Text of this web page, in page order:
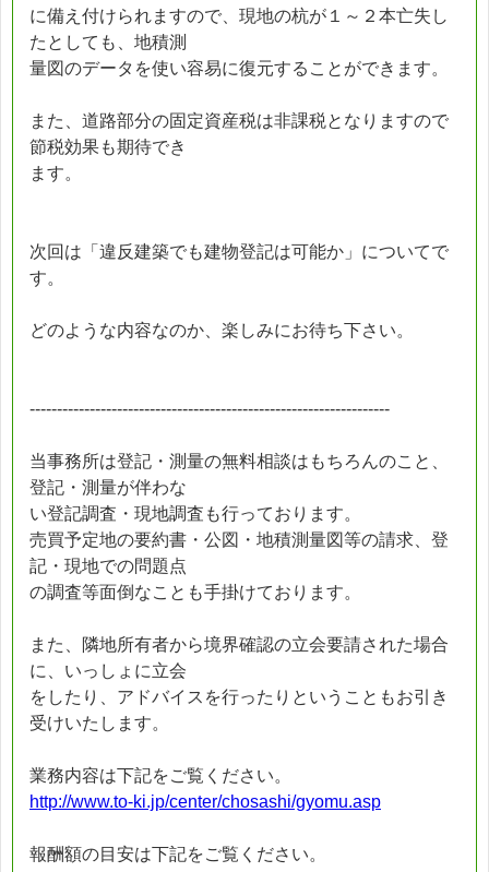
に備え付けられますので、現地の杭が１～２本亡失し
たとしても、地積測
量図のデータを使い容易に復元することができます。
また、道路部分の固定資産税は非課税となりますので
節税効果も期待でき
ます。
次回は「違反建築でも建物登記は可能か」についてで
す。
どのような内容なのか、楽しみにお待ち下さい。
------------------------------------------------------------------
当事務所は登記・測量の無料相談はもちろんのこと、
登記・測量が伴わな
い登記調査・現地調査も行っております。
売買予定地の要約書・公図・地積測量図等の請求、登
記・現地での問題点
の調査等面倒なことも手掛けております。
また、隣地所有者から境界確認の立会要請された場合
に、いっしょに立会
をしたり、アドバイスを行ったりということもお引き
受けいたします。
業務内容は下記をご覧ください。
http://www.to-ki.jp/center/chosashi/gyomu.asp
報酬額の目安は下記をご覧ください。